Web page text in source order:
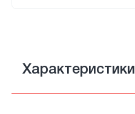
Характеристики